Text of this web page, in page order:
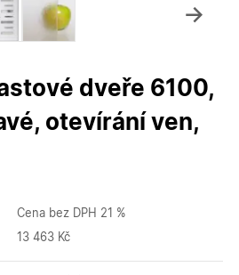
dveře 6100,
otevírání ven,
Cena bez DPH 21 %
13 463 Kč